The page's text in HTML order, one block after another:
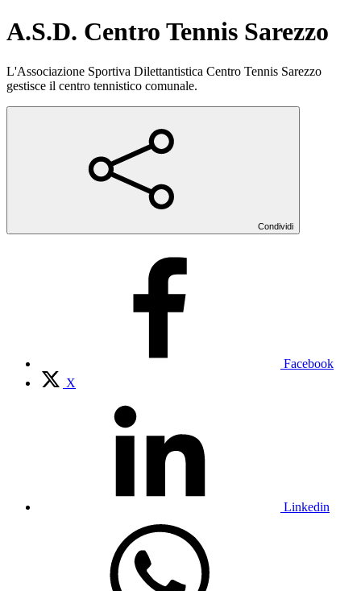
A.S.D. Centro Tennis Sarezzo
L'Associazione Sportiva Dilettantistica Centro Tennis Sarezzo
gestisce il centro tennistico comunale.
Condividi
Facebook
X
Linkedin